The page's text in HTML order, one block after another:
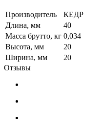
Производитель
КЕДР
Длина, мм
40
Масса брутто, кг 0,034
Высота, мм
20
Ширина, мм
20
Отзывы